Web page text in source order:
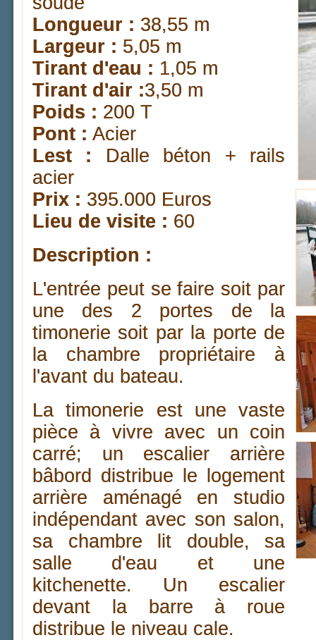
Longueur : 38,55 m
Largeur : 5,05 m
Tirant d'eau : 1,05 m
Tirant d'air :3,50 m
Poids : 200 T
Pont : Acier
Lest : Dalle béton + rails
acier
Prix : 395.000 Euros
Lieu de visite : 60
Description :
L'entrée peut se faire soit par
une des 2 portes de la
timonerie soit par la porte de
la chambre propriétaire à
l'avant du bateau.
La timonerie est une vaste
pièce à vivre avec un coin
carré; un escalier arrière
bâbord distribue le logement
arrière aménagé en studio
indépendant avec son salon,
sa chambre lit double, sa
salle d'eau et une
kitchenette. Un escalier
devant la barre à roue
distribue le niveau cale.